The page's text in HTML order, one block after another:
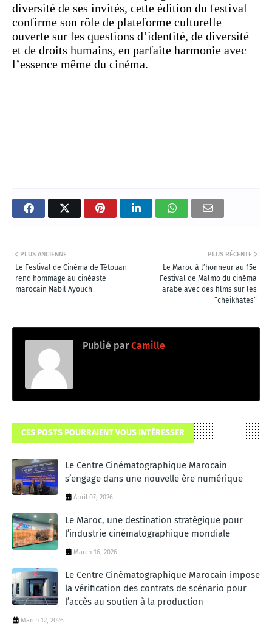
diversité de ses invités, cette édition du festival
confirme son rôle de plateforme culturelle
ouverte sur les questions d’identité, de diversité
et de droits humains, en parfaite harmonie avec
l’essence même du cinéma.
PLUS RÉCENTE
Le Maroc à l’honneur au 15e
Festival de Malmö du cinéma
arabe avec des films sur les
“cheikhates”
PLUS ANCIENNE
Le Festival de Cinéma de Tétouan
rend hommage au cinéaste
marocain Nabil Ayouch
Publié par Camille
CES POSTS POURRAIENT VOUS INTÉRESSER
Le Centre Cinématographique Marocain
s’engage dans une nouvelle ère numérique
April 07, 2026
Le Maroc, une destination stratégique pour
l’industrie cinématographique mondiale
March 16, 2026
Le Centre Cinématographique Marocain impose
la vérification des contrats de scénario pour
l’accès au soutien à la production
March 12, 2026